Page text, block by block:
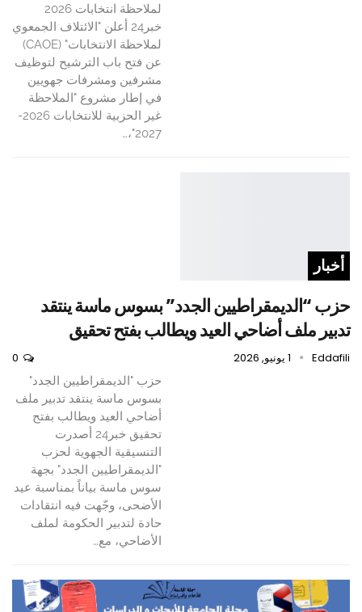
لملاحظة انتخابات 2026
خبر24 أعلن "الائتلاف الجمعوي
لملاحظة الانتخابات" (CAOE)
عن فتح باب الترشيح لتوظيف
مشرفين ومشرفات جهويين
في إطار مشروع "الملاحظة
غير الحزبية للانتخابات 2026-
2027"،…
أخبار
حزب “الديمقراطيين الجدد” بسوس ماسة ينتقد
تدبير ملف أضاحي العيد ويطالب بفتح تحقيق
Eddafili 1 يونيو, 2026
حزب "الديمقراطيين الجدد"
بسوس ماسة ينتقد تدبير ملف
أضاحي العيد ويطالب بفتح
تحقيق خبر24 أصدرت
التنسيقية الجهوية لحزب
"الديمقراطيين الجدد" بجهة
سوس ماسة بياناً بمناسبة عيد
الأضحى، وجّهت فيه انتقادات
حادة لتدبير الحكومة لملف
الأضاحي، مع…